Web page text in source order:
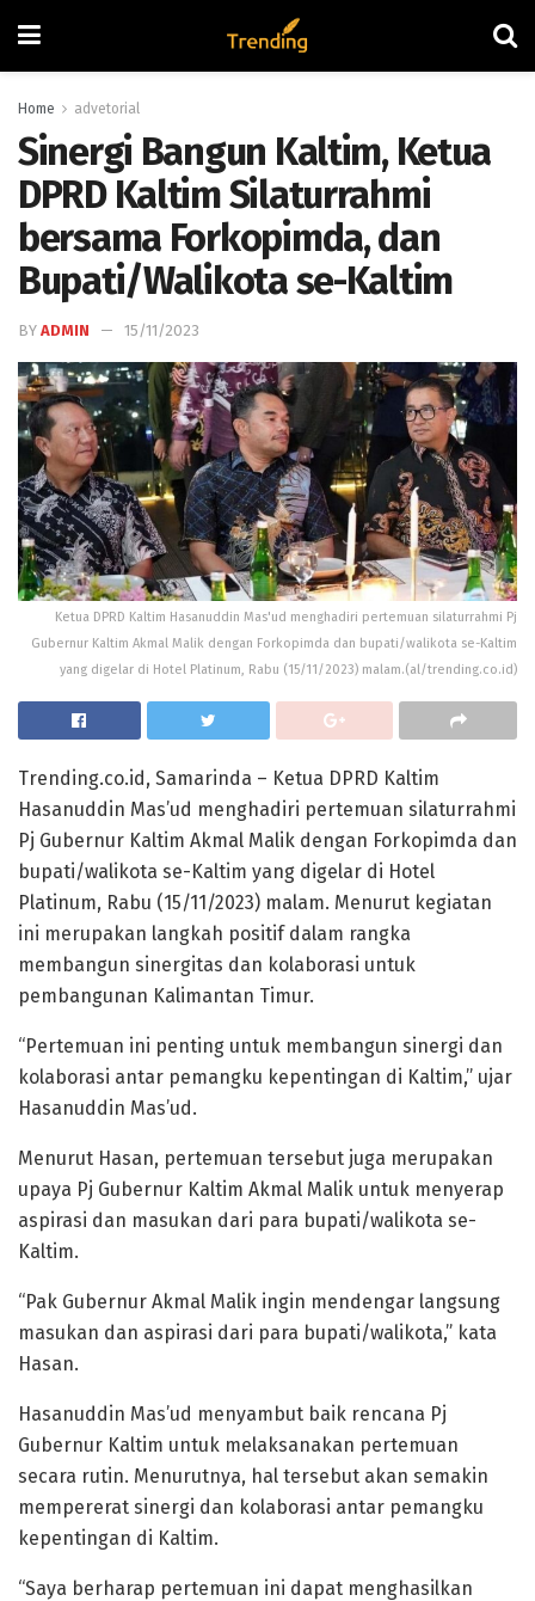
Home advetorial
Sinergi Bangun Kaltim, Ketua
DPRD Kaltim Silaturrahmi
bersama Forkopimda, dan
Bupati/Walikota se-Kaltim
BY ADMIN 15/11/2023
Ketua DPRD Kaltim Hasanuddin Mas'ud menghadiri pertemuan silaturrahmi Pj
Gubernur Kaltim Akmal Malik dengan Forkopimda dan bupati/walikota se-Kaltim
yang digelar di Hotel Platinum, Rabu (15/11/2023) malam.(al/trending.co.id)
Trending.co.id, Samarinda – Ketua DPRD Kaltim
Hasanuddin Mas’ud menghadiri pertemuan silaturrahmi
Pj Gubernur Kaltim Akmal Malik dengan Forkopimda dan
bupati/walikota se-Kaltim yang digelar di Hotel
Platinum, Rabu (15/11/2023) malam. Menurut kegiatan
ini merupakan langkah positif dalam rangka
membangun sinergitas dan kolaborasi untuk
pembangunan Kalimantan Timur.
“Pertemuan ini penting untuk membangun sinergi dan
kolaborasi antar pemangku kepentingan di Kaltim,” ujar
Hasanuddin Mas’ud.
Menurut Hasan, pertemuan tersebut juga merupakan
upaya Pj Gubernur Kaltim Akmal Malik untuk menyerap
aspirasi dan masukan dari para bupati/walikota se-
Kaltim.
“Pak Gubernur Akmal Malik ingin mendengar langsung
masukan dan aspirasi dari para bupati/walikota,” kata
Hasan.
Hasanuddin Mas’ud menyambut baik rencana Pj
Gubernur Kaltim untuk melaksanakan pertemuan
secara rutin. Menurutnya, hal tersebut akan semakin
mempererat sinergi dan kolaborasi antar pemangku
kepentingan di Kaltim.
“Saya berharap pertemuan ini dapat menghasilkan